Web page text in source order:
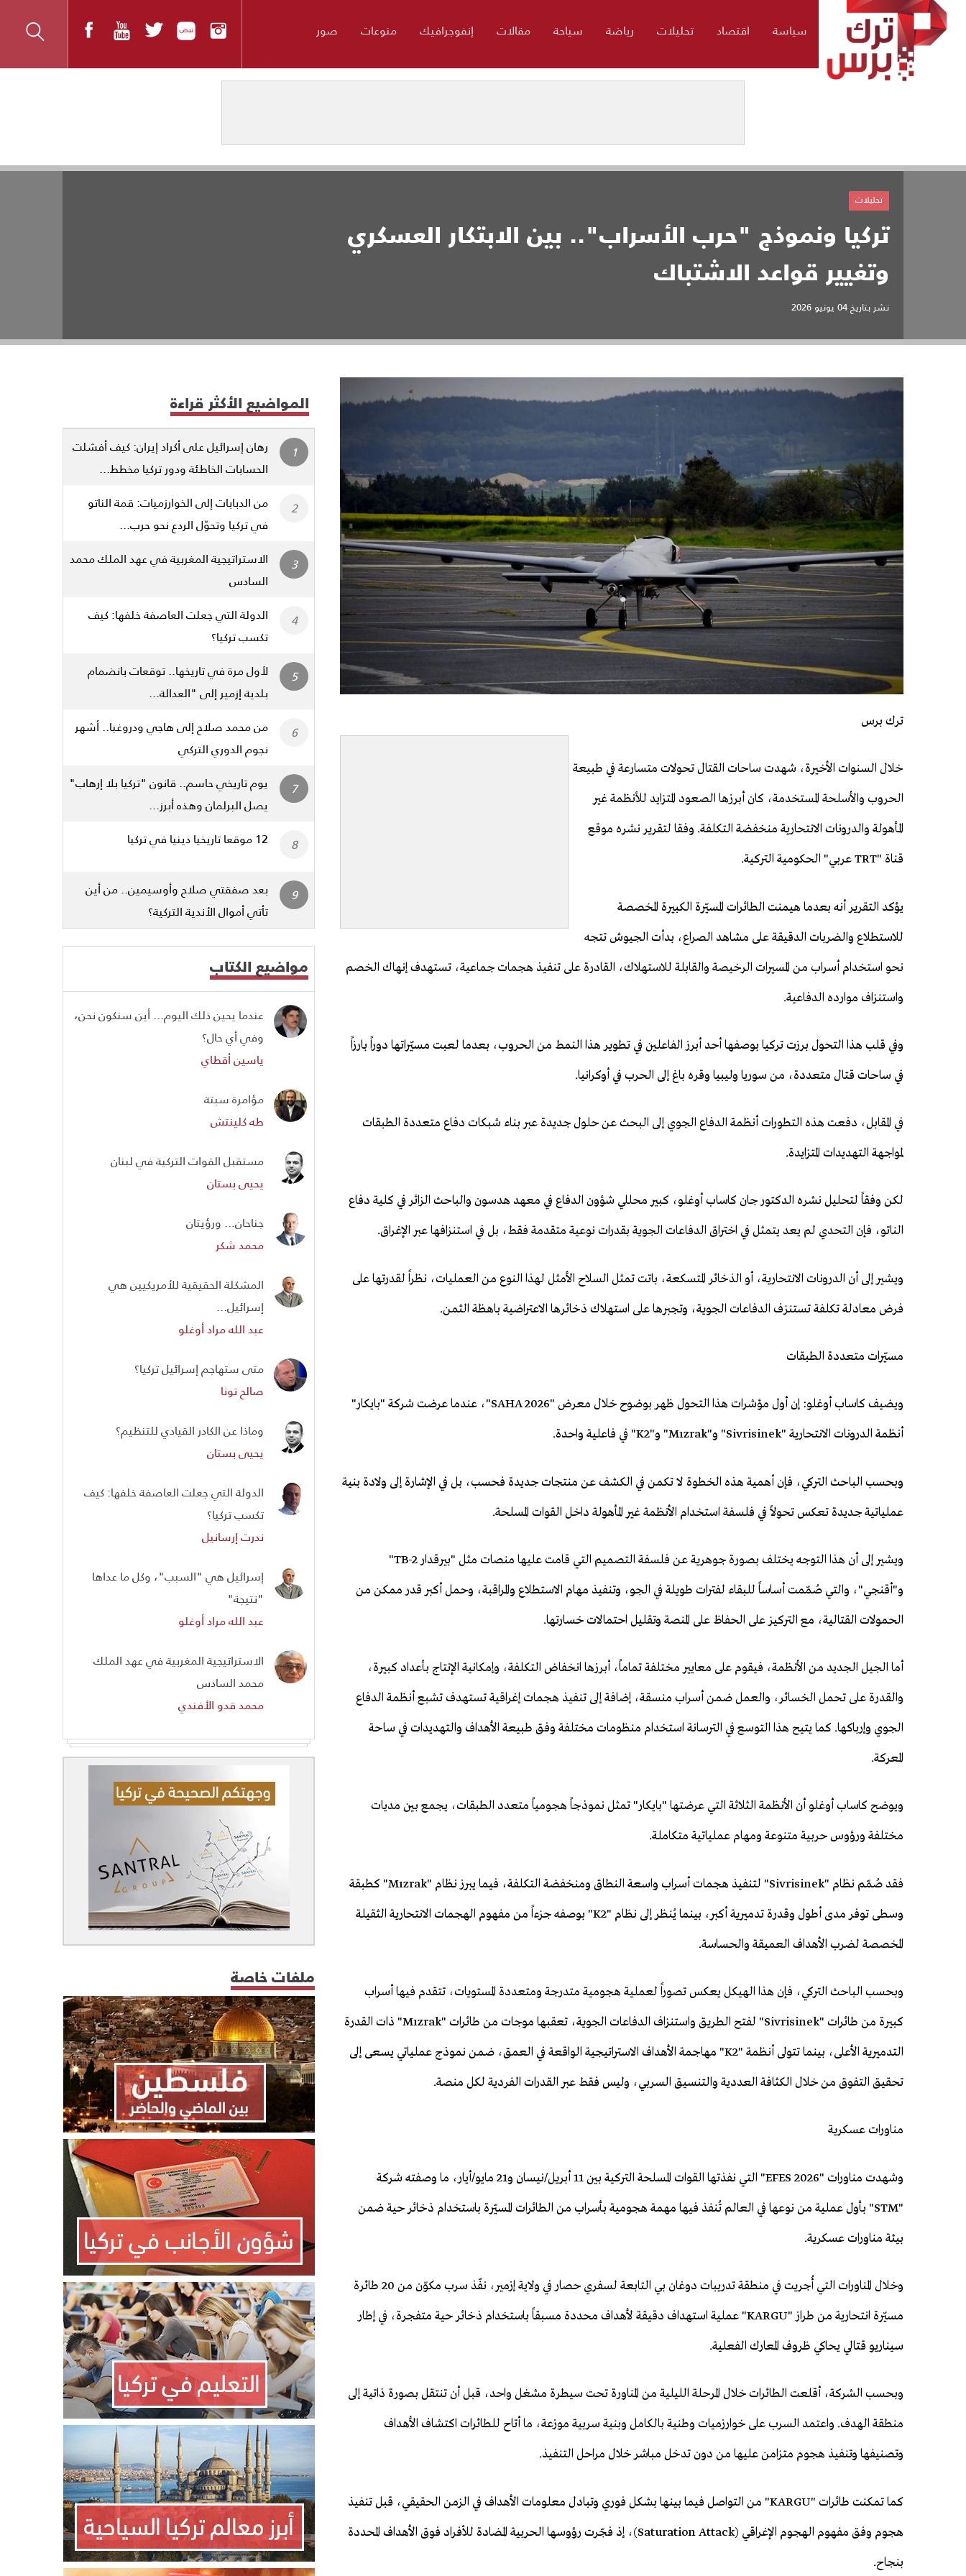
سياسة اقتصاد تحليلات رياضة سياحة مقالات إنفوجرافيك منوعات صور
تركيا ونموذج "حرب الأسراب".. بين الابتكار العسكري
وتغيير قواعد الاشتباك
نشر بتاريخ04 يونيو 2026
تحليلات
ترك برس
خلال السنوات الأخيرة، شهدت ساحات القتال تحولات متسارعة في طبيعة
الحروب والأسلحة المستخدمة، كان أبرزها الصعود المتزايد للأنظمة غير
المأهولة والدرونات الانتحارية منخفضة التكلفة. وفقا لتقرير نشره موقع
قناة "TRT عربي" الحكومية التركية.
يؤكد التقرير أنه بعدما هيمنت الطائرات المسيّرة الكبيرة المخصصة
للاستطلاع والضربات الدقيقة على مشاهد الصراع، بدأت الجيوش تتجه
نحو استخدام أسراب من المسيرات الرخيصة والقابلة للاستهلاك، القادرة على تنفيذ هجمات جماعية، تستهدف إنهاك الخصم
واستنزاف موارده الدفاعية.
وفي قلب هذا التحول برزت تركيا بوصفها أحد أبرز الفاعلين في تطوير هذا النمط من الحروب، بعدما لعبت مسيّراتها دوراً بارزاً
في ساحات قتال متعددة، من سوريا وليبيا وقره باغ إلى الحرب في أوكرانيا.
في المقابل، دفعت هذه التطورات أنظمة الدفاع الجوي إلى البحث عن حلول جديدة عبر بناء شبكات دفاع متعددة الطبقات
لمواجهة التهديدات المتزايدة.
لكن وفقاً لتحليل نشره الدكتور جان كاساب أوغلو، كبير محللي شؤون الدفاع في معهد هدسون والباحث الزائر في كلية دفاع
الناتو، فإن التحدي لم يعد يتمثل في اختراق الدفاعات الجوية بقدرات نوعية متقدمة فقط، بل في استنزافها عبر الإغراق.
ويشير إلى أن الدرونات الانتحارية، أو الذخائر المتسكعة، باتت تمثل السلاح الأمثل لهذا النوع من العمليات، نظراً لقدرتها على
فرض معادلة تكلفة تستنزف الدفاعات الجوية، وتجبرها على استهلاك ذخائرها الاعتراضية باهظة الثمن.
مسيّرات متعددة الطبقات
ويضيف كاساب أوغلو: إن أول مؤشرات هذا التحول ظهر بوضوح خلال معرض "SAHA 2026"، عندما عرضت شركة "بايكار"
أنظمة الدرونات الانتحارية "Sivrisinek" و"Mızrak" و"K2" في فاعلية واحدة.
وبحسب الباحث التركي، فإن أهمية هذه الخطوة لا تكمن في الكشف عن منتجات جديدة فحسب، بل في الإشارة إلى ولادة بنية
عملياتية جديدة تعكس تحولاً في فلسفة استخدام الأنظمة غير المأهولة داخل القوات المسلحة.
ويشير إلى أن هذا التوجه يختلف بصورة جوهرية عن فلسفة التصميم التي قامت عليها منصات مثل "بيرقدار TB-2"
و"أقنجي"، والتي صُمّمت أساساً للبقاء لفترات طويلة في الجو، وتنفيذ مهام الاستطلاع والمراقبة، وحمل أكبر قدر ممكن من
الحمولات القتالية، مع التركيز على الحفاظ على المنصة وتقليل احتمالات خسارتها.
أما الجيل الجديد من الأنظمة، فيقوم على معايير مختلفة تماماً، أبرزها انخفاض التكلفة، وإمكانية الإنتاج بأعداد كبيرة،
والقدرة على تحمل الخسائر، والعمل ضمن أسراب منسقة، إضافة إلى تنفيذ هجمات إغراقية تستهدف تشبع أنظمة الدفاع
الجوي وإرباكها. كما يتيح هذا التوسع في الترسانة استخدام منظومات مختلفة وفق طبيعة الأهداف والتهديدات في ساحة
المعركة.
ويوضح كاساب أوغلو أن الأنظمة الثلاثة التي عرضتها "بايكار" تمثل نموذجاً هجومياً متعدد الطبقات، يجمع بين مديات
مختلفة ورؤوس حربية متنوعة ومهام عملياتية متكاملة.
فقد صُمّم نظام "Sivrisinek" لتنفيذ هجمات أسراب واسعة النطاق ومنخفضة التكلفة، فيما يبرز نظام "Mızrak" كطبقة
وسطى توفر مدى أطول وقدرة تدميرية أكبر، بينما يُنظر إلى نظام "K2" بوصفه جزءاً من مفهوم الهجمات الانتحارية الثقيلة
المخصصة لضرب الأهداف العميقة والحساسة.
وبحسب الباحث التركي، فإن هذا الهيكل يعكس تصوراً لعملية هجومية متدرجة ومتعددة المستويات، تتقدم فيها أسراب
كبيرة من طائرات "Sivrisinek" لفتح الطريق واستنزاف الدفاعات الجوية، تعقبها موجات من طائرات "Mızrak" ذات القدرة
التدميرية الأعلى، بينما تتولى أنظمة "K2" مهاجمة الأهداف الاستراتيجية الواقعة في العمق، ضمن نموذج عملياتي يسعى إلى
تحقيق التفوق من خلال الكثافة العددية والتنسيق السربي، وليس فقط عبر القدرات الفردية لكل منصة.
مناورات عسكرية
وشهدت مناورات "EFES 2026" التي نفذتها القوات المسلحة التركية بين 11 أبريل/نيسان و21 مايو/أيار، ما وصفته شركة
"STM" بأول عملية من نوعها في العالم تُنفذ فيها مهمة هجومية بأسراب من الطائرات المسيّرة باستخدام ذخائر حية ضمن
بيئة مناورات عسكرية.
وخلال المناورات التي أُجريت في منطقة تدريبات دوغان بي التابعة لسفري حصار في ولاية إزمير، نفّذ سرب مكوّن من 20 طائرة
مسيّرة انتحارية من طراز "KARGU" عملية استهداف دقيقة لأهداف محددة مسبقاً باستخدام ذخائر حية متفجرة، في إطار
سيناريو قتالي يحاكي ظروف المعارك الفعلية.
وبحسب الشركة، أقلعت الطائرات خلال المرحلة الليلية من المناورة تحت سيطرة مشغل واحد، قبل أن تنتقل بصورة ذاتية إلى
منطقة الهدف. واعتمد السرب على خوارزميات وطنية بالكامل وبنية سربية موزعة، ما أتاح للطائرات اكتشاف الأهداف
وتصنيفها وتنفيذ هجوم متزامن عليها من دون تدخل مباشر خلال مراحل التنفيذ.
كما تمكنت طائرات "KARGU" من التواصل فيما بينها بشكل فوري وتبادل معلومات الأهداف في الزمن الحقيقي، قبل تنفيذ
هجوم وفق مفهوم الهجوم الإغراقي (Saturation Attack)، إذ فجّرت رؤوسها الحربية المضادة للأفراد فوق الأهداف المحددة
بنجاح.
المواضيع الأكثر قراءة
رهان إسرائيل على أكراد إيران: كيف أفشلت
الحسابات الخاطئة ودور تركيا مخطط...
من الدبابات إلى الخوارزميات: قمة الناتو
في تركيا وتحوّل الردع نحو حرب...
الاستراتيجية المغربية في عهد الملك محمد
السادس
الدولة التي جعلت العاصفة خلفها: كيف
تكسب تركيا؟
لأول مرة في تاريخها.. توقعات بانضمام
بلدية إزمير إلى "العدالة...
من محمد صلاح إلى هاجي ودروغبا.. أشهر
نجوم الدوري التركي
يوم تاريخي حاسم.. قانون "تركيا بلا إرهاب"
يصل البرلمان وهذه أبرز...
12 موقعا تاريخيا دينيا في تركيا
بعد صفقتي صلاح وأوسيمين.. من أين
تأتي أموال الأندية التركية؟
مواضيع الكتاب
عندما يحين ذلك اليوم... أين سنكون نحن،
وفي أي حال؟
ياسين أقطاي
مؤامرة سبتة
طه كلينتش
مستقبل القوات التركية في لبنان
يحيى بستان
جناحان... ورؤيتان
محمد شكر
المشكلة الحقيقية للأمريكيين هي
إسرائيل...
عبد الله مراد أوغلو
متى ستهاجم إسرائيل تركيا؟
صالح تونا
وماذا عن الكادر القيادي للتنظيم؟
يحيى بستان
الدولة التي جعلت العاصفة خلفها: كيف
تكسب تركيا؟
ندرت إرسانيل
إسرائيل هي "السبب"، وكل ما عداها
"نتيجة"
عبد الله مراد أوغلو
الاستراتيجية المغربية في عهد الملك
محمد السادس
محمد قدو الأفندي
ملفات خاصة